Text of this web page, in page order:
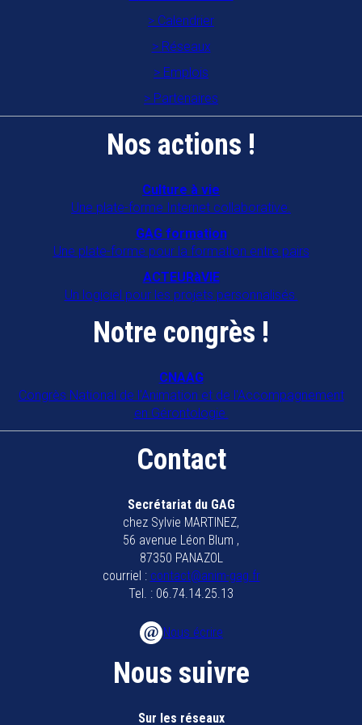
établissements gériatriques en
Association familles rurales "A Gran
BAIE MAHAULT
SAINT MICHEL
CAP ANIM 22
MONTPELLIER
COORDIN'ÂGE 39
39500 TAVAUX
Collectif animateurs bassin de
Marennes Oléron
MARENNES
EHPAD BAUER
EHPAD Bayonne
BAYONNE
EHPAD Les hirondelles
Calendrier
Réseaux
Emplois
Partenaires
Nos actions !
Culture à vie
Une plate-forme Internet collaborative.
GAG formation
Une plate-forme pour la formation entre pairs
ACTEURàVIE
Un logiciel pour les projets personnalisés.
Notre congrès !
CNAAG
Congrès National de l'Animation et de l'Accompagnement
en Gérontologie.
Contact
Secrétariat du GAG
chez Sylvie MARTINEZ,
56 avenue Léon Blum ,
87350 PANAZOL
courriel : contact@anim-gag.fr
Tel. : 06.74.14.25.13
Nous écrire
Nous suivre
Sur les réseaux